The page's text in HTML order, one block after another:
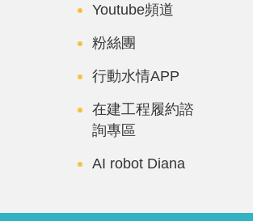
Youtube頻道
粉絲團
行動水情APP
在建工程履約諮
詢專區
AI robot Diana